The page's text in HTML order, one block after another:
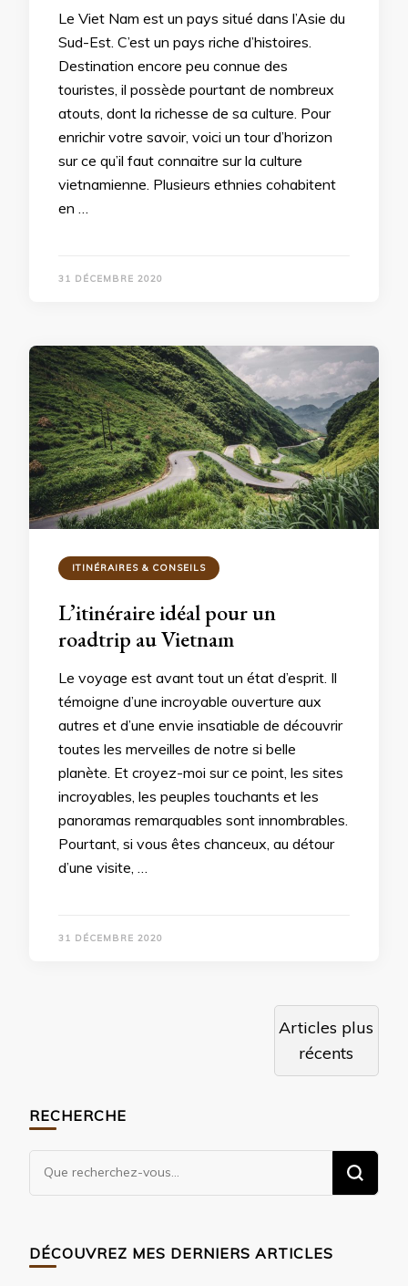
Le Viet Nam est un pays situé dans l’Asie du
Sud-Est. C’est un pays riche d’histoires.
Destination encore peu connue des
touristes, il possède pourtant de nombreux
atouts, dont la richesse de sa culture. Pour
enrichir votre savoir, voici un tour d’horizon
sur ce qu’il faut connaitre sur la culture
vietnamienne. Plusieurs ethnies cohabitent
en …
31 DÉCEMBRE 2020
ITINÉRAIRES & CONSEILS
L’itinéraire idéal pour un
roadtrip au Vietnam
Le voyage est avant tout un état d’esprit. Il
témoigne d’une incroyable ouverture aux
autres et d’une envie insatiable de découvrir
toutes les merveilles de notre si belle
planète. Et croyez-moi sur ce point, les sites
incroyables, les peuples touchants et les
panoramas remarquables sont innombrables.
Pourtant, si vous êtes chanceux, au détour
d’une visite, …
31 DÉCEMBRE 2020
Articles plus
récents
RECHERCHE
Vous
recherchiez
chose
?
DÉCOUVREZ MES DERNIERS ARTICLES